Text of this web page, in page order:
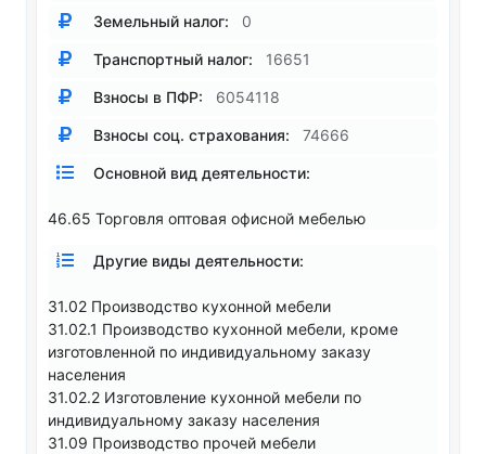
Земельный налог: 0
Транспортный налог: 16651
Взносы в ПФР: 6054118
Взносы соц. страхования: 74666
Основной вид деятельности:
46.65 Торговля оптовая офисной мебелью
Другие виды деятельности:
31.02 Производство кухонной мебели
31.02.1 Производство кухонной мебели, кроме
изготовленной по индивидуальному заказу
населения
31.02.2 Изготовление кухонной мебели по
индивидуальному заказу населения
31.09 Производство прочей мебели